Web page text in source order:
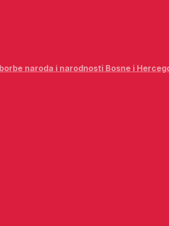
naroda i narodnosti Bosne i